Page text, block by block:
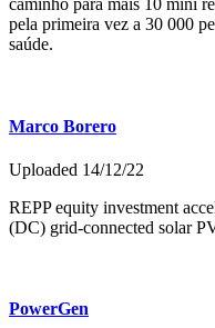
caminho para mais 10 mini
pela primeira vez a 30 000
saúde.
Marco Borero
Uploaded 14/12/22
REPP equity investment
(DC) grid-connected solar
PowerGen